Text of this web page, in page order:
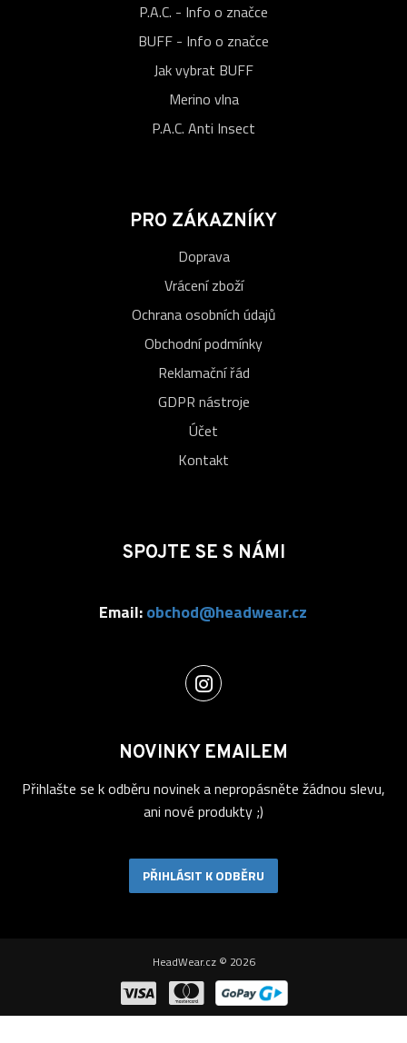
P.A.C. - Info o značce
BUFF - Info o značce
Jak vybrat BUFF
Merino vlna
P.A.C. Anti Insect
PRO ZÁKAZNÍKY
Doprava
Vrácení zboží
Ochrana osobních údajů
Obchodní podmínky
Reklamační řád
GDPR nástroje
Účet
Kontakt
SPOJTE SE S NÁMI
Email:obchod@headwear.cz
NOVINKY EMAILEM
Přihlašte se k odběru novinek a nepropásněte žádnou slevu,
ani nové produkty ;)
PŘIHLÁSIT K ODBĚRU
HeadWear.cz © 2026